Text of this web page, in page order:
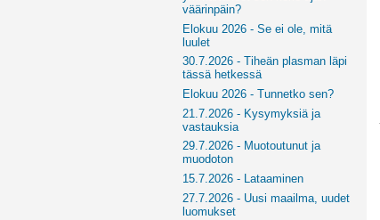
väärinpäin?
Elokuu 2026 - Se ei ole, mitä
luulet
30.7.2026 - Tiheän plasman läpi
tässä hetkessä
Elokuu 2026 - Tunnetko sen?
21.7.2026 - Kysymyksiä ja
vastauksia
29.7.2026 - Muotoutunut ja
muodoton
15.7.2026 - Lataaminen
27.7.2026 - Uusi maailma, uudet
luomukset